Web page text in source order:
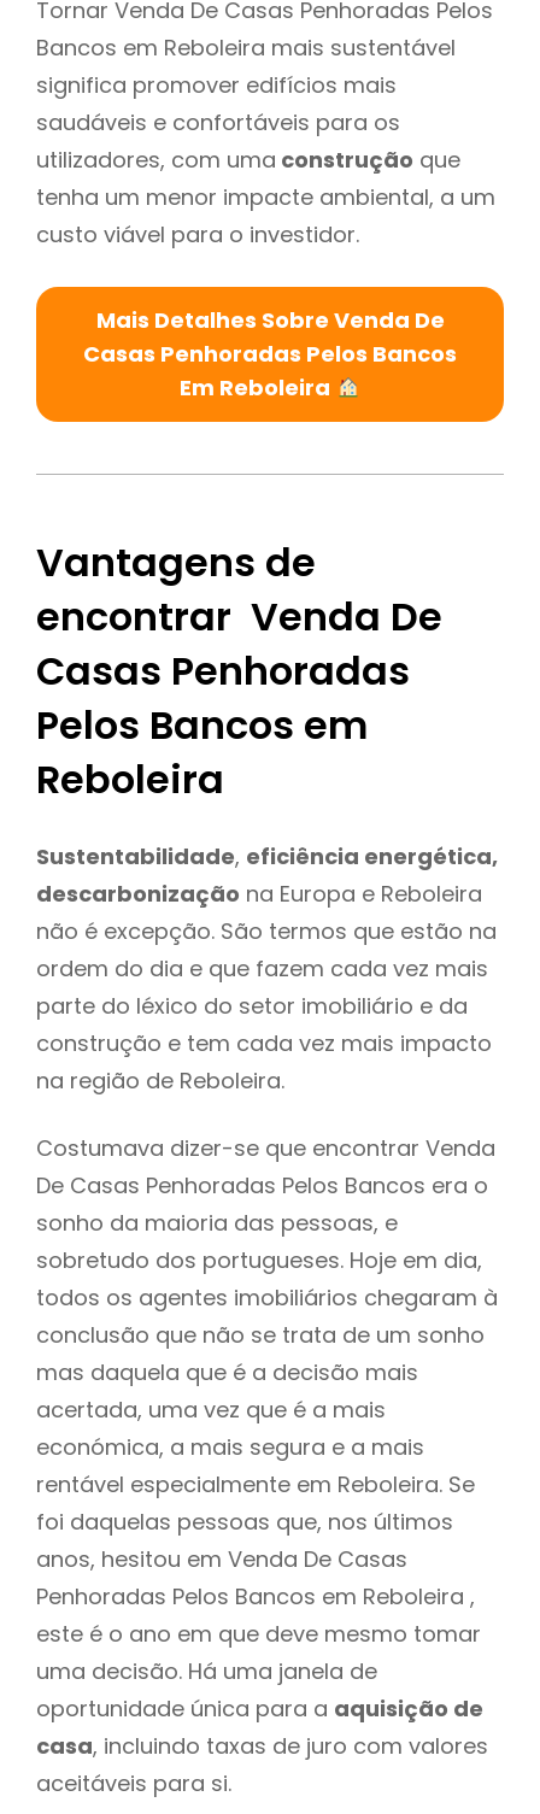
Tornar Venda De Casas Penhoradas Pelos
Bancos em Reboleira mais sustentável
significa promover edifícios mais
saudáveis e confortáveis para os
utilizadores, com uma construção que
tenha um menor impacte ambiental, a um
custo viável para o investidor.
Mais Detalhes Sobre Venda De
Casas Penhoradas Pelos Bancos
Em Reboleira
Vantagens de
encontrar Venda De
Casas Penhoradas
Pelos Bancos em
Reboleira
Sustentabilidade, eficiência energética,
descarbonização na Europa e Reboleira
não é excepção. São termos que estão na
ordem do dia e que fazem cada vez mais
parte do léxico do setor imobiliário e da
construção e tem cada vez mais impacto
na região de Reboleira.
Costumava dizer-se que encontrar Venda
De Casas Penhoradas Pelos Bancos era o
sonho da maioria das pessoas, e
sobretudo dos portugueses. Hoje em dia,
todos os agentes imobiliários chegaram à
conclusão que não se trata de um sonho
mas daquela que é a decisão mais
acertada, uma vez que é a mais
económica, a mais segura e a mais
rentável especialmente em Reboleira. Se
foi daquelas pessoas que, nos últimos
anos, hesitou em Venda De Casas
Penhoradas Pelos Bancos em Reboleira ,
este é o ano em que deve mesmo tomar
uma decisão. Há uma janela de
oportunidade única para a aquisição de
casa, incluindo taxas de juro com valores
aceitáveis para si.